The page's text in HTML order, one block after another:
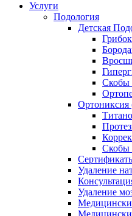
Услуги
Подология
Детская
Скобы
Ортониксия
Скобы
Удаление
Удаление